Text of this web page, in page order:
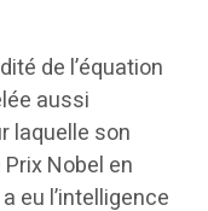
de l’équation
aussi
laquelle son
Nobel en
eu l’intelligence